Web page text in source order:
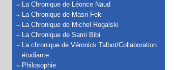
La Chronique de Léonce Naud
La Chronique de Masri Feki
La Chronique de Michel Rogalski
La Chronique de Sami Bibi
La chronique de Véronick Talbot/Collaboration
étudiante
Philosophie